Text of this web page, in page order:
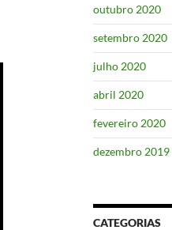
outubro 2020
setembro 2020
julho 2020
abril 2020
fevereiro 2020
dezembro 2019
CATEGORIAS